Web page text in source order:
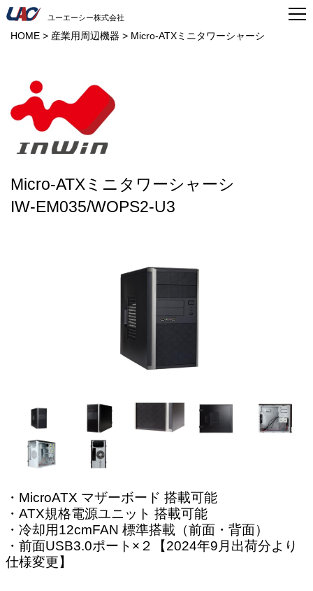
ユーエーシー株式会社
HOME > 産業用周辺機器 > Micro-ATXミニタワーシャーシ
Micro-ATXミニタワーシャーシ
IW-EM035/WOPS2-U3
・MicroATX マザーボード 搭載可能
・ATX規格電源ユニット 搭載可能
・冷却用12cmFAN 標準搭載（前面・背面）
・前面USB3.0ポート×２【2024年9月出荷分より
仕様変更】